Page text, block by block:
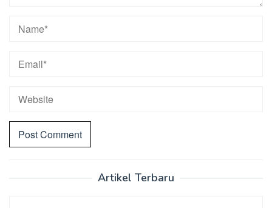
Artikel Terbaru